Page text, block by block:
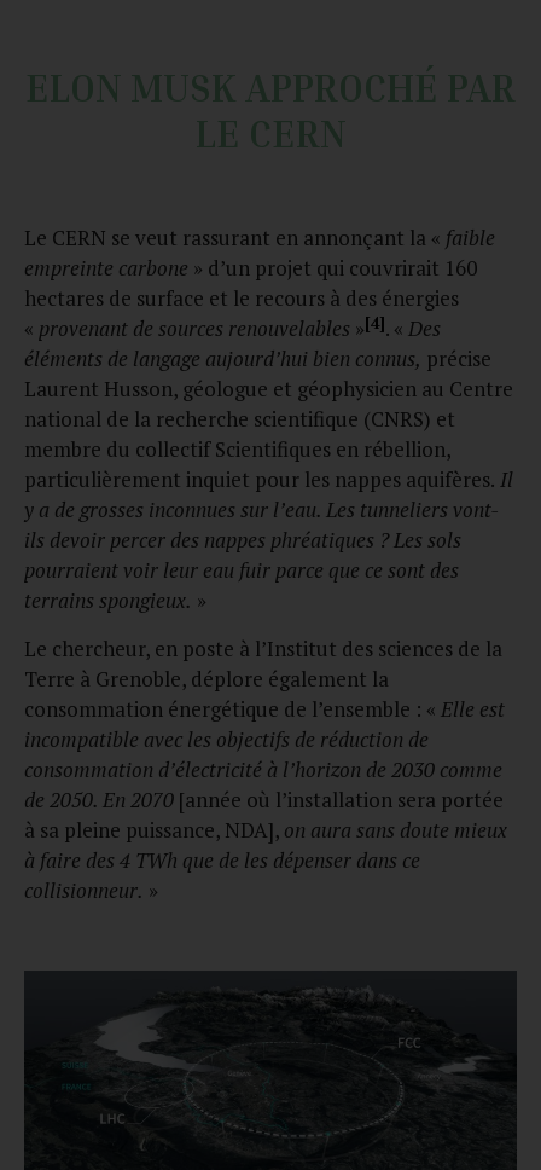
ELON MUSK APPROCHÉ PAR
LE CERN
Le CERN se veut rassurant en annonçant la « faible
empreinte carbone » d’un projet qui couvrirait 160
hectares de surface et le recours à des énergies
« provenant de sources renouvelables »[4]. « Des
éléments de langage aujourd’hui bien connus, précise
Laurent Husson, géologue et géophysicien au Centre
national de la recherche scientifique (CNRS) et
membre du collectif Scientifiques en rébellion,
particulièrement inquiet pour les nappes aquifères. Il
y a de grosses inconnues sur l’eau. Les tunneliers vont-
ils devoir percer des nappes phréatiques ? Les sols
pourraient voir leur eau fuir parce que ce sont des
terrains spongieux. »
Le chercheur, en poste à l’Institut des sciences de la
Terre à Grenoble, déplore également la
consommation énergétique de l’ensemble : « Elle est
incompatible avec les objectifs de réduction de
consommation d’électricité à l’horizon de 2030 comme
de 2050. En 2070 [année où l’installation sera portée
à sa pleine puissance, NDA], on aura sans doute mieux
à faire des 4 TWh que de les dépenser dans ce
collisionneur. »